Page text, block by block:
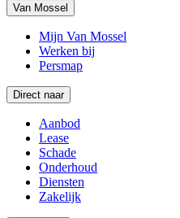
Van Mossel
Mijn Van Mossel
Werken bij
Persmap
Direct naar
Aanbod
Lease
Schade
Onderhoud
Diensten
Zakelijk